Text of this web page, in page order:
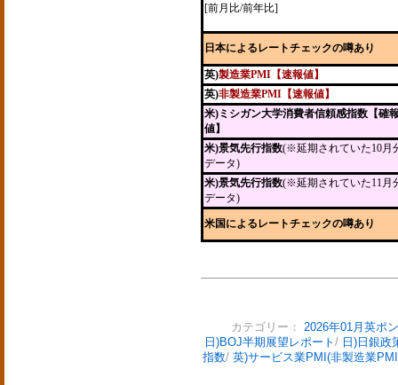
[前月比/前年比]
日本によるレートチェックの噂あり
英)製造業PMI【速報値】
英)非製造業PMI【速報値】
米)ミシガン大学消費者信頼感指数【確
値】
米)景気先行指数(※延期されていた10月
データ)
米)景気先行指数(※延期されていた11月
データ)
米国によるレートチェックの噂あり
カテゴリー： 2026年01月英ポ
日)BOJ半期展望レポート / 日)日銀政
指数/ 英)サービス業PMI(非製造業